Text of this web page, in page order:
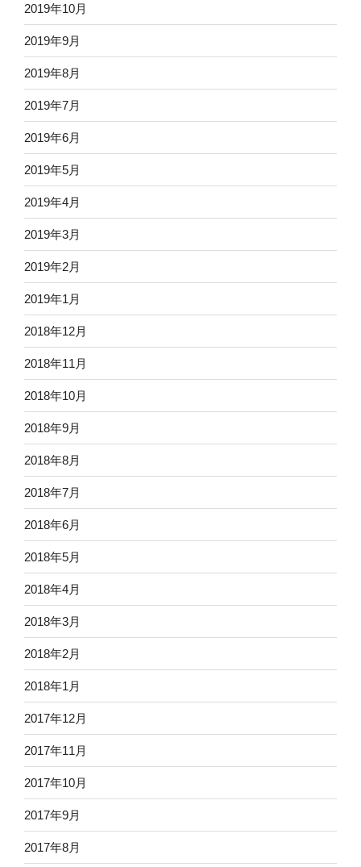
2019年10月
2019年9月
2019年8月
2019年7月
2019年6月
2019年5月
2019年4月
2019年3月
2019年2月
2019年1月
2018年12月
2018年11月
2018年10月
2018年9月
2018年8月
2018年7月
2018年6月
2018年5月
2018年4月
2018年3月
2018年2月
2018年1月
2017年12月
2017年11月
2017年10月
2017年9月
2017年8月